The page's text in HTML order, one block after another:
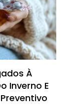
À
Inverno E